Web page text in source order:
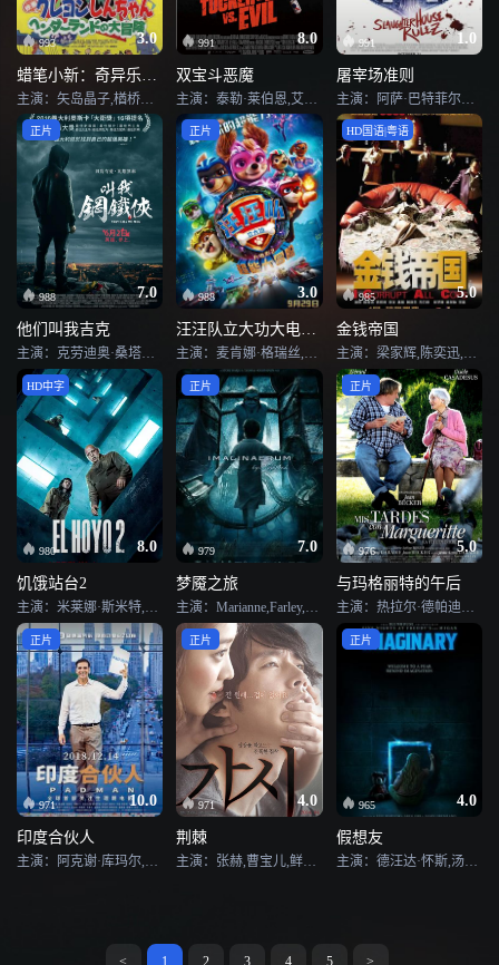
993 3.0 991 8.0
双宝斗恶魔
991 1.0
屠宰场准则
主演：阿萨·巴特菲尔德,芬恩·科尔,赫敏·科菲尔德,麦克·辛,西蒙·佩吉,尼克·弗罗斯特,杰米·布莱克利,加萨·阿鲁瓦利亚,汤姆·里斯哈里斯,乔·哈特利,伊莎贝拉·拉夫兰德,哈娜可·福特曼,贝恩·科拉科,何梦琪,山姆·雷德兰,玛格特·罗比
988 7.0
正片
他们叫我吉克
主演：克劳迪奥·桑塔玛利亚,卢卡·马里内利,伊莱尼·帕斯托雷利,斯特凡诺·安布罗吉,毛里齐奥·特塞
988 3.0
正片
主演：麦肯娜·格瑞丝,马尔赛·马丁,芬恩·李-埃普,塔拉吉·P·汉森,罗恩·帕尔多,克里斯蒂安·康佛瑞,卡勒姆·肖尼克,克里斯蒂安·科劳,拉克斯顿·汉斯贝克,尼兰·帕尔西潘,里尔·莱尔·哈瓦瑞,詹姆斯·麦斯登,克里斯汀·贝尔,金·卡戴珊,泰勒·派瑞,布里斯·冈萨雷斯,艾伦·S·金,诺斯·威斯特,圣·威斯特,Joshua,Graham
985 5.0
HD国语|粤语
金钱帝国
主演：梁家辉,陈奕迅,黄秋生,刘洋,林保怡,方力申,王晶,徐子珊,孔琳,孟瑶
980 8.0
HD中字
饥饿站台2
主演：米莱娜·斯米特,霍威克·库区科利安,娜塔丽·特纳,奥斯卡·贾恩那达,伊万·马萨格,佐伦·伊格,巴斯蒂安·乌盖托,阿曼多·布伊卡,佩德罗·巴楚拉,安东尼亚·圣胡安,亚历山德拉·玛桑凯,埃米利奥·布阿勒,阿尔伯特·普拉,戈尔卡·祖菲奥瑞,肯·阿普多恩,霍士·福图纳,玛利亚姆·图雷,瑟辛诺·亨利埃特,帕蒂·波奈特,塔罗·坎德尔
979 7.0
正片
梦魇之旅
主演：Marianne,Farley,奎恩·罗德,Francis,X.,McCarthy
976 5.0
正片
与玛格丽特的午后
主演：热拉尔·德帕迪约,吉赛勒·卡扎德絮,帕特里克·伯利奇,弗朗索瓦-格扎维埃·德梅松,莫拉娜,让-弗朗索瓦·斯泰弗南,克莱尔·莫里耶,索菲·吉耶曼,梅兰妮·贝尔内尔
971 10.0
正片
印度合伙人
主演：阿克谢·库玛尔,拉迪卡·艾普特,索娜姆·卡普尔,乔蒂·苏巴,森尔·辛,阿米达普·巴强,雷·拉维
971 4.0
正片
荆棘
主演：张赫,曹宝儿,鲜于善,张申英
965 4.0
正片
假想友
主演：德汪达·怀斯,汤姆·佩恩,贝蒂·巴克利,派珀·布劳恩,维罗尼卡·法尔孔,戴恩·迪利格罗,马修·佐藤,塔根·伯恩斯,叙泽特·兰格
< 1 2 3 4 5 >